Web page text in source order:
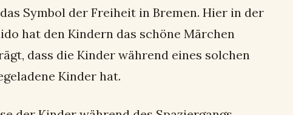
Symbol der Freiheit in Bremen. Hier in der
hat den Kindern das schöne Märchen
dass die Kinder während eines solchen
Kinder hat.